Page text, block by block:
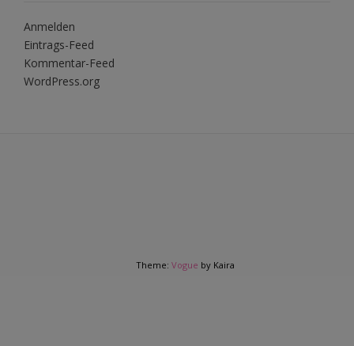
Anmelden
Eintrags-Feed
Kommentar-Feed
WordPress.org
Theme: Vogue by Kaira